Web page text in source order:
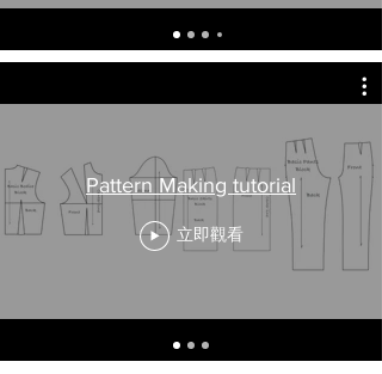
Pattern Making tutorial
立即觀看